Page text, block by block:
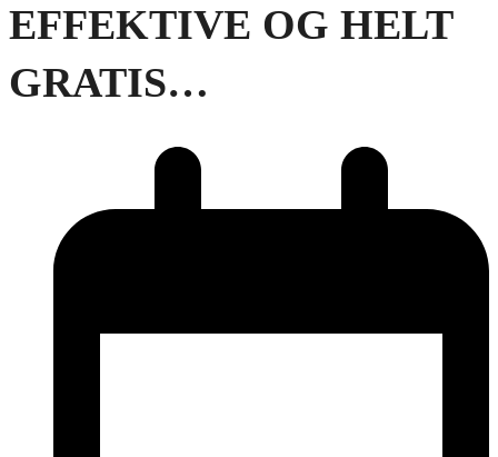
EFFEKTIVE OG HELT
GRATIS…